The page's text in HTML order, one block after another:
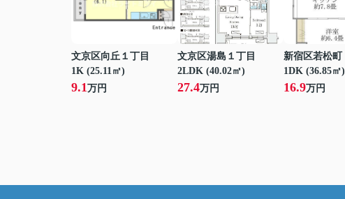
文京区向丘１丁目
1K (25.11㎡)
9.1万円
文京区湯島１丁目
2LDK (40.02㎡)
27.4万円
新宿区若松町
1DK (36.85㎡)
16.9万円